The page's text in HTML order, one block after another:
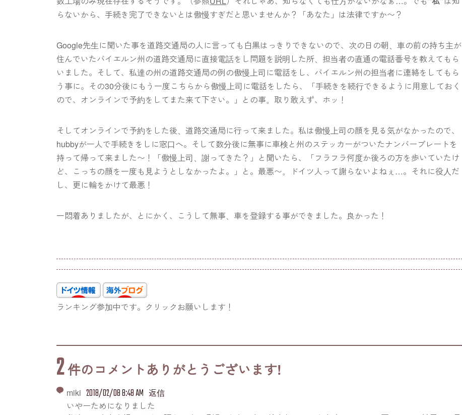
らないから、手続き完了できないとは傲慢すぎだと思いませんか？「あなた」は法律ですか〜？
Google先生に聞いた事を道路交通局の人に言っても白黒はっきりできないので、次の日の朝、車の前の持ち主が
住んでいたバイエルン州の道路交通局に直接電話をし問題を説明した所、担当者の直通の電話番号を教えてもら
いました。そして、私達の州の道路交通局の例の傲慢上司に電話をし、バイエルン州の担当者に連絡をしてもら
う事に。その30分後にもう一度こちらから傲慢上司に電話をしたら、「手続きを続行できるように用意しておく
ので、オンラインで予約をしてまた来て下さい。」との事。取り敢えず、ホッ！
そしてオンラインで予約をした後、道路交通局に行って来ました。私は傲慢上司の顔を見る気がなかったので、
hubbyが一人で手続きをしに窓口へ。そして数分後に無事に車検と州のステッカーがついたナンバープレートを
持って帰って来ました〜！「傲慢上司、謝ってきた？」と聞いたら、「フラフラ何度か後ろの方を歩いていたけ
ど、こっちの顔を一度も見ようとしなかったよ。」と。最悪〜。ドイツ人って謝らないよねぇ…。それに役人だ
し、更に輪をかけて最悪！
一悶着ありましたが、とにかく、こうして無事、車を登録する事ができました。良かった！
ランキング参加中です。クリックお願いします！
2件のコメントありがとうございます!
miki 2018/02/08 8:48 AM 返信
いやーためになりました